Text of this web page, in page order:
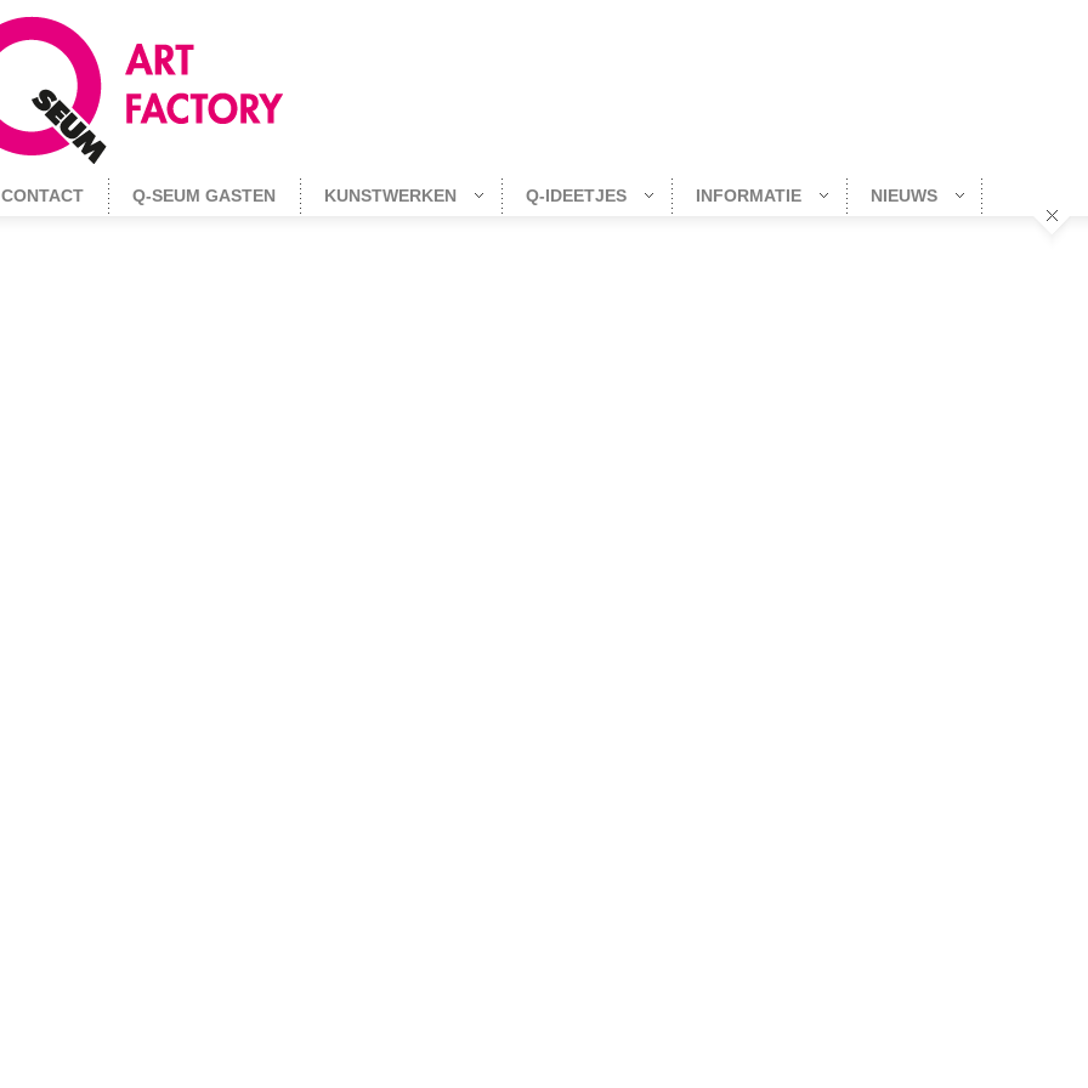
CONTACT Q-SEUM GASTEN KUNSTWERKEN Q-IDEETJES INFORMATIE NIEUWS